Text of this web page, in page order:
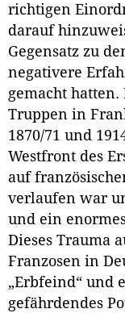
richtigen
darauf
Gegensatz zu
negativere
gemacht
Truppen in
1870/71 und
Westfront des
auf
verlaufen war
und ein
Dieses Trauma
Franzosen in
„Erbfeind“ und
gefährdendes